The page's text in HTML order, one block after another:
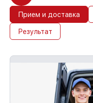
Прием и доставка
Результат